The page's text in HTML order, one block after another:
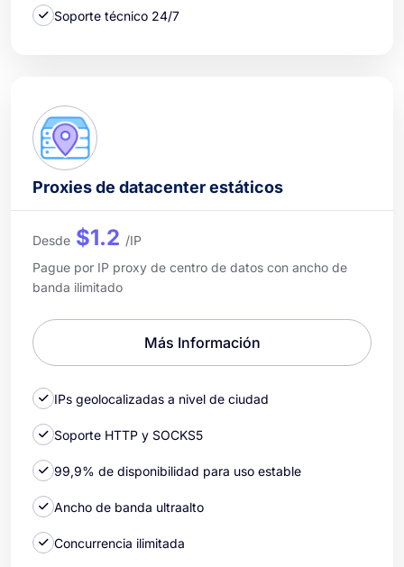
Soporte técnico 24/7
Proxies de datacenter estáticos
Desde $1.2 /IP
Pague por IP proxy de centro de datos con ancho de
banda ilimitado
Más Información
IPs geolocalizadas a nivel de ciudad
Soporte HTTP y SOCKS5
99,9% de disponibilidad para uso estable
Ancho de banda ultraalto
Concurrencia ilimitada